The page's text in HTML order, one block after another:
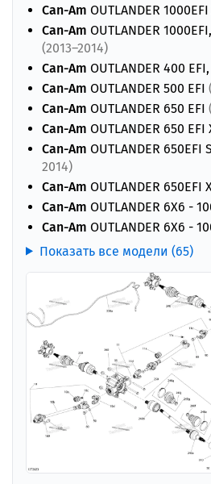
Can-Am OUTLANDER 1000EFI
Can-Am OUTLANDER
(2013–2014)
Can-Am OUTLANDER 400 EFI,
Can-Am OUTLANDER 500 EFI
Can-Am OUTLANDER 650 EFI
Can-Am OUTLANDER 650 EFI
Can-Am OUTLANDER 650EFI
2014)
Can-Am OUTLANDER 650EFI
Can-Am OUTLANDER 6X6 -
Can-Am OUTLANDER 6X6 -
Показать все модели (65)